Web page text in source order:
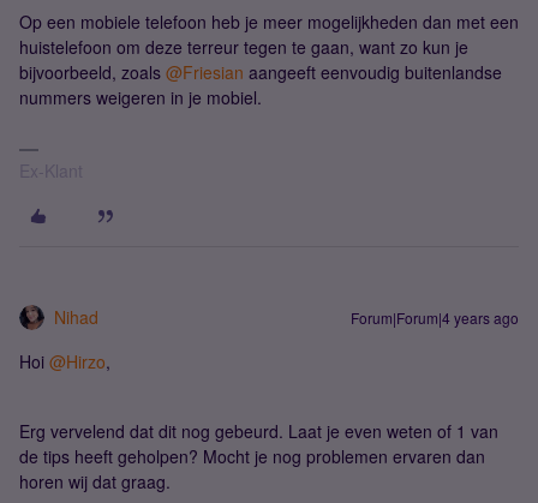
Op een mobiele telefoon heb je meer mogelijkheden dan met een
huistelefoon om deze terreur tegen te gaan, want zo kun je
bijvoorbeeld, zoals @Friesian aangeeft eenvoudig buitenlandse
nummers weigeren in je mobiel.
Ex-Klant
Nihad Forum|Forum|4 years ago
Hoi @Hirzo,
Erg vervelend dat dit nog gebeurd. Laat je even weten of 1 van
de tips heeft geholpen? Mocht je nog problemen ervaren dan
horen wij dat graag.